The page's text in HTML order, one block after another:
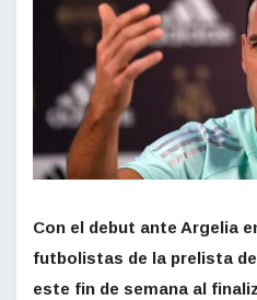
Con el debut ante Argelia
futbolistas de la prelista
este fin de semana al